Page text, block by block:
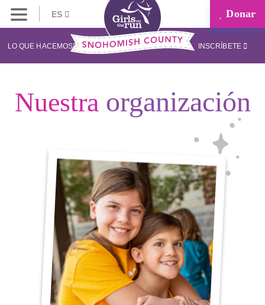
ES Donar
LO QUE HACEMOS INSCRÍBETE
Nuestra organización